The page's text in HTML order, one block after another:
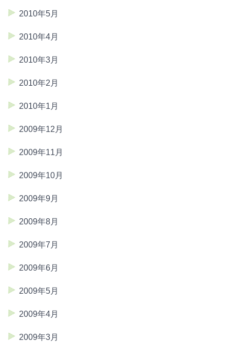
2010年5月
2010年4月
2010年3月
2010年2月
2010年1月
2009年12月
2009年11月
2009年10月
2009年9月
2009年8月
2009年7月
2009年6月
2009年5月
2009年4月
2009年3月